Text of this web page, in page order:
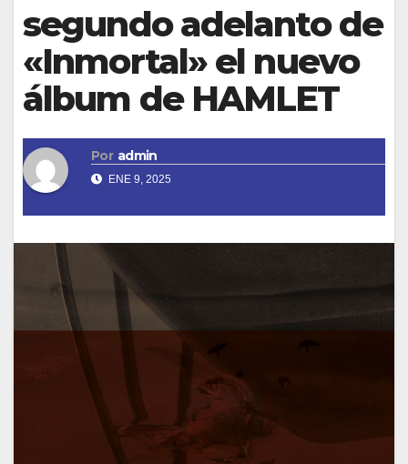
segundo adelanto de
«Inmortal» el nuevo
álbum de HAMLET
Por admin
ENE 9, 2025